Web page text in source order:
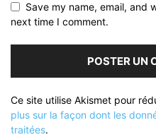
Save my name, email, and
next time I comment.
Ce site utilise Akismet pour
plus sur la façon dont les
traitées.